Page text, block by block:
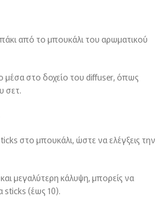
από το μπουκάλι του αρωματικού
μέσα στο δοχείο του diffuser, όπως
σετ.
στο μπουκάλι, ώστε να ελέγξεις την
μεγαλύτερη κάλυψη, μπορείς να
sticks (έως 10).